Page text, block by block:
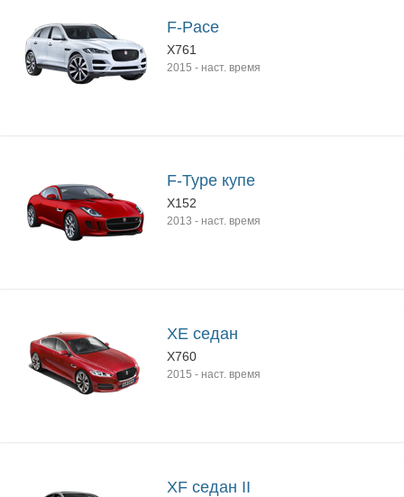
F-Pace
X761
2015 - наст. время
F-Type купе
X152
2013 - наст. время
XE седан
X760
2015 - наст. время
XF седан II